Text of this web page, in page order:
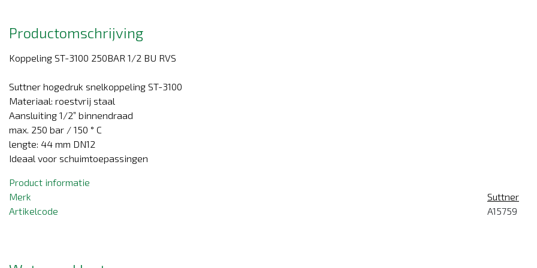
Productomschrijving
Koppeling ST-3100 250BAR 1/2 BU RVS
Suttner hogedruk snelkoppeling ST-3100
Materiaal: roestvrij staal
Aansluiting 1/2” binnendraad
max. 250 bar / 150 ° C
lengte: 44 mm DN12
Ideaal voor schuimtoepassingen
Product informatie
Merk
Suttner
Artikelcode
A15759